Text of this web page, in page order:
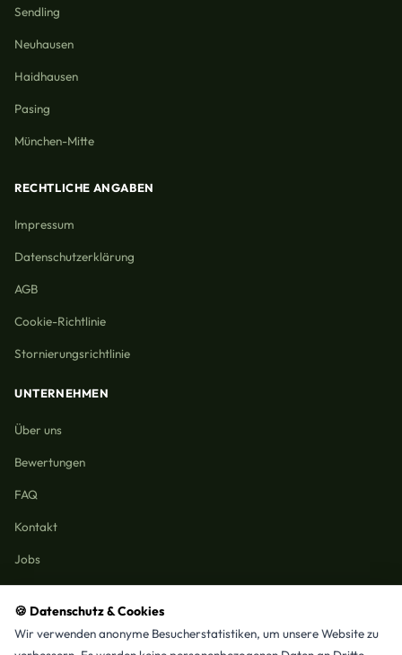
🍪 Datenschutz & Cookies
Wir verwenden anonyme Besucherstatistiken, um unsere Website zu
Sendling
Neuhausen
Haidhausen
Pasing
München-Mitte
RECHTLICHE ANGABEN
Impressum
Datenschutzerklärung
AGB
Cookie-Richtlinie
Stornierungsrichtlinie
UNTERNEHMEN
Über uns
Bewertungen
FAQ
Kontakt
Jobs